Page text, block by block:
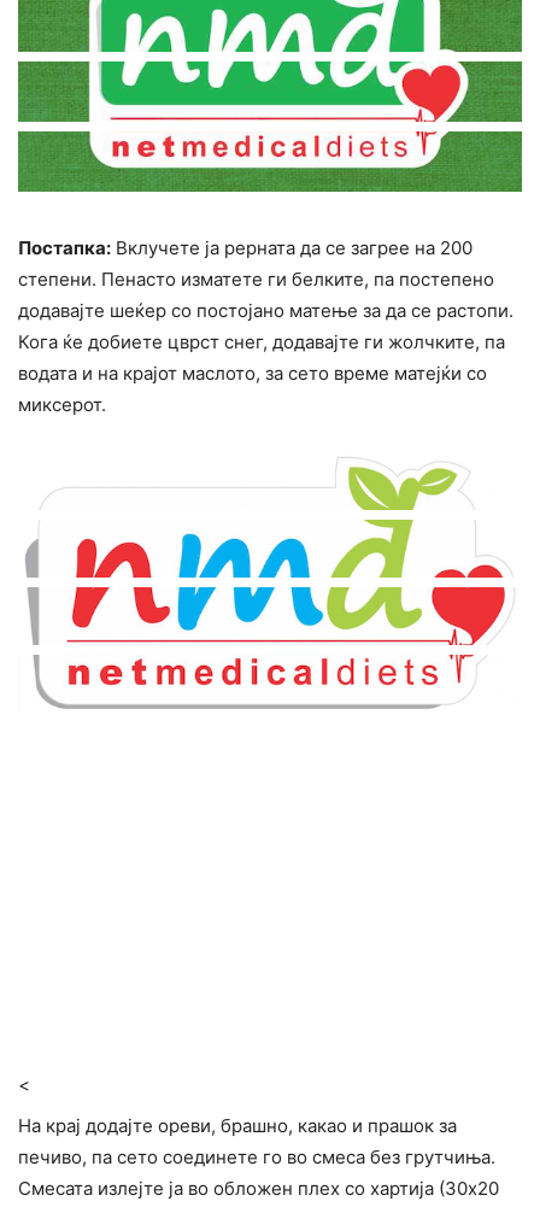
Постапка: Вклучете ја рерната да се загрее на 200
степени. Пенасто изматете ги белките, па постепено
додавајте шеќер со постојано матење за да се растопи.
Кога ќе добиете цврст снег, додавајте ги жолчките, па
водата и на крајот маслото, за сето време матејќи со
миксерот.
<
На крај додајте ореви, брашно, какао и прашок за
печиво, па сето соединете го во смеса без грутчиња.
Смесата излејте ја во обложен плех со хартија (30х20